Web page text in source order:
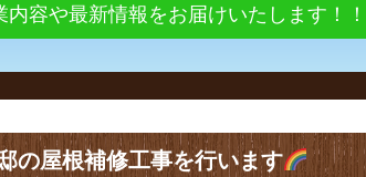
内容や最新情報をお届けいたします！！
の屋根補修工事を行います